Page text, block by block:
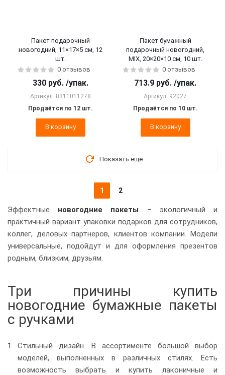
Пакет подарочный
новогодний, 11×17×5 см, 12
шт.
0 отзывов
330 руб. /упак.
Артикул: 8311011278
Продаётся по 12 шт.
В корзину
Пакет бумажный
подарочный новогодний,
MIX, 20×20×10 см, 10 шт.
0 отзывов
713.9 руб. /упак.
Артикул: 92027
Продаётся по 10 шт.
В корзину
Показать еще
1 2
Эффектные новогодние пакеты – экологичный и
практичный вариант упаковки подарков для сотрудников,
коллег, деловых партнеров, клиентов компании. Модели
универсальные, подойдут и для оформления презентов
родным, близким, друзьям.
Три причины купить
новогодние бумажные пакеты
с ручками
Стильный дизайн. В ассортименте большой выбор
моделей, выполненных в различных стилях. Есть
возможность выбрать и купить лаконичные и